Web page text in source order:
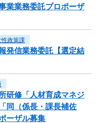
業業務委託プロポーザ
性政策課
発信業務委託【選定結
研修「人材育成マネジ
同（係長・課長補佐
ーザル募集